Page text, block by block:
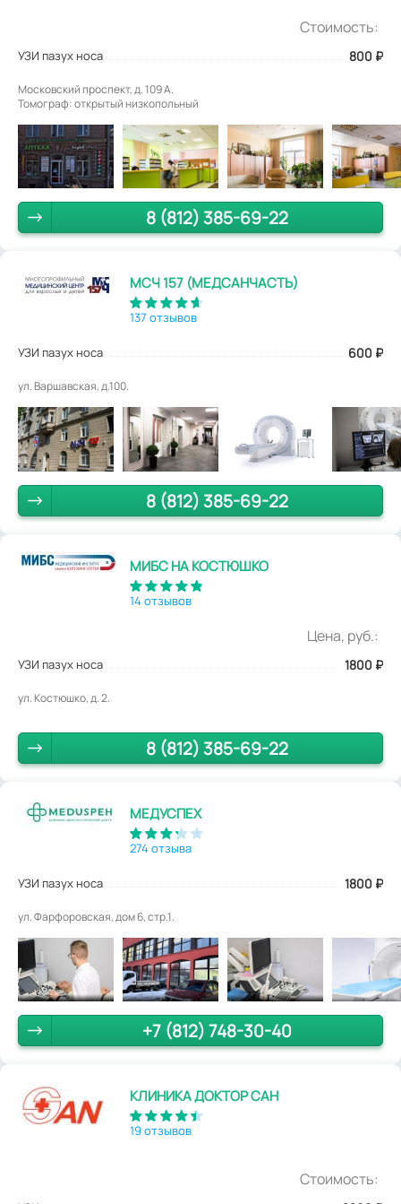
Стоимость:
УЗИ пазух носа 800 ₽
Московский проспект, д. 109 А.
Томограф: открытый низкопольный
8 (812) 385-69-22
МСЧ 157 (МЕДСАНЧАСТЬ)
137 отзывов
УЗИ пазух носа 600 ₽
ул. Варшавская, д.100.
8 (812) 385-69-22
МИБС НА КОСТЮШКО
14 отзывов
Цена, руб.:
УЗИ пазух носа 1800 ₽
ул. Костюшко, д. 2.
8 (812) 385-69-22
МЕДУСПЕХ
274 отзыва
УЗИ пазух носа 1800 ₽
ул. Фарфоровская, дом 6, стр.1.
+7 (812) 748-30-40
КЛИНИКА ДОКТОР САН
19 отзывов
Стоимость: